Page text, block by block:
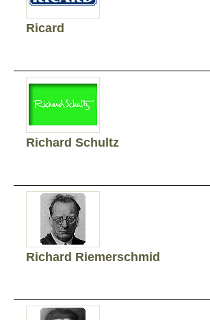
Ricard
Richard Schultz
Richard Riemerschmid